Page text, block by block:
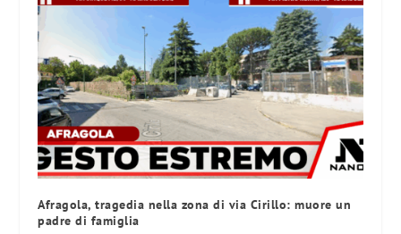
Afragola, tragedia nella zona di via Cirillo: muore un
padre di famiglia